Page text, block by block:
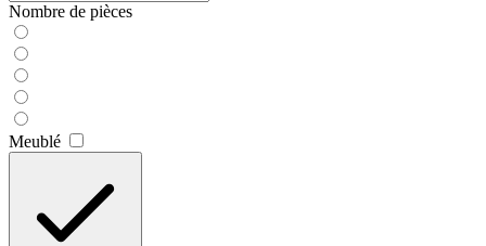
Nombre de pièces
Meublé